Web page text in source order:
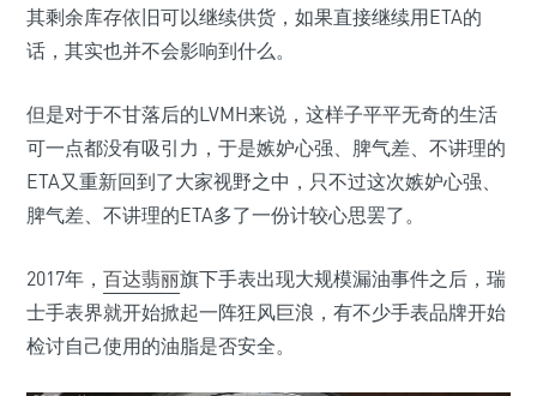
其剩余库存依旧可以继续供货，如果直接继续用ETA的
话，其实也并不会影响到什么。
但是对于不甘落后的LVMH来说，这样子平平无奇的生活
可一点都没有吸引力，于是嫉妒心强、脾气差、不讲理的
ETA又重新回到了大家视野之中，只不过这次嫉妒心强、
脾气差、不讲理的ETA多了一份计较心思罢了。
2017年， 百达翡丽旗下手表出现大规模漏油事件之后，瑞
士手表界就开始掀起一阵狂风巨浪，有不少手表品牌开始
检讨自己使用的油脂是否安全。